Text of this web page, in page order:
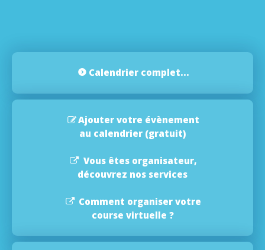
Calendrier complet...
Ajouter votre évènement
au calendrier (gratuit)
Vous êtes organisateur,
découvrez nos services
Comment organiser votre
course virtuelle ?